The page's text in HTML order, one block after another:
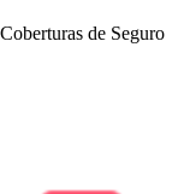
Coberturas de Seguro